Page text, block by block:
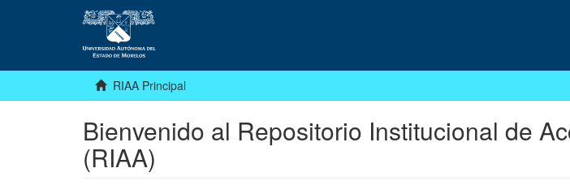
RIAA Principal
Bienvenido al Repositorio Institucional de
(RIAA)